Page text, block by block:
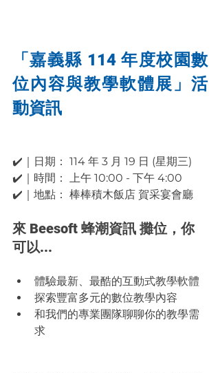
「嘉義縣 114 年度校園數
位內容與教學軟體展」活
動資訊
✔️｜日期： 114 年 3 月 19 日 (星期三)
✔️｜時間： 上午 10:00 - 下午 4:00
✔️｜地點： 棒棒積木飯店 賀采宴會廳
來 Beesoft 蜂潮資訊 攤位，你
可以...
體驗最新、最酷的互動式教學軟體
探索豐富多元的數位教學內容
和我們的專業團隊聊聊你的教學需
求